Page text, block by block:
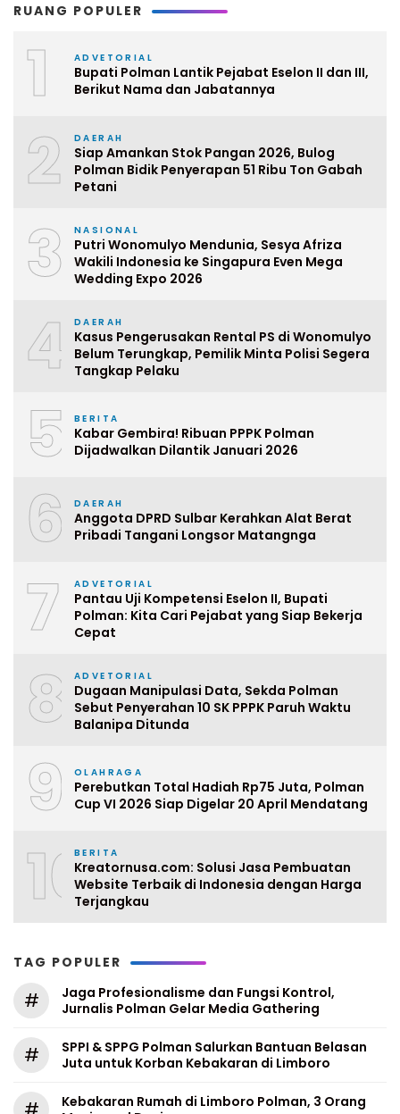
RUANG POPULER
1 ADVETORIAL
Bupati Polman Lantik Pejabat Eselon II dan III,
Berikut Nama dan Jabatannya
2 DAERAH
Siap Amankan Stok Pangan 2026, Bulog
Polman Bidik Penyerapan 51 Ribu Ton Gabah
Petani
3 NASIONAL
Putri Wonomulyo Mendunia, Sesya Afriza
Wakili Indonesia ke Singapura Even Mega
Wedding Expo 2026
4 DAERAH
Kasus Pengerusakan Rental PS di Wonomulyo
Belum Terungkap, Pemilik Minta Polisi Segera
Tangkap Pelaku
5 BERITA
Kabar Gembira! Ribuan PPPK Polman
Dijadwalkan Dilantik Januari 2026
6 DAERAH
Anggota DPRD Sulbar Kerahkan Alat Berat
Pribadi Tangani Longsor Matangnga
7 ADVETORIAL
Pantau Uji Kompetensi Eselon II, Bupati
Polman: Kita Cari Pejabat yang Siap Bekerja
Cepat
8 ADVETORIAL
Dugaan Manipulasi Data, Sekda Polman
Sebut Penyerahan 10 SK PPPK Paruh Waktu
Balanipa Ditunda
9 OLAHRAGA
Perebutkan Total Hadiah Rp75 Juta, Polman
Cup VI 2026 Siap Digelar 20 April Mendatang
10BERITA
Kreatornusa.com: Solusi Jasa Pembuatan
Website Terbaik di Indonesia dengan Harga
Terjangkau
TAG POPULER
#
Jaga Profesionalisme dan Fungsi Kontrol,
Jurnalis Polman Gelar Media Gathering
#
SPPI & SPPG Polman Salurkan Bantuan Belasan
Juta untuk Korban Kebakaran di Limboro
Kebakaran Rumah di Limboro Polman, 3 Orang